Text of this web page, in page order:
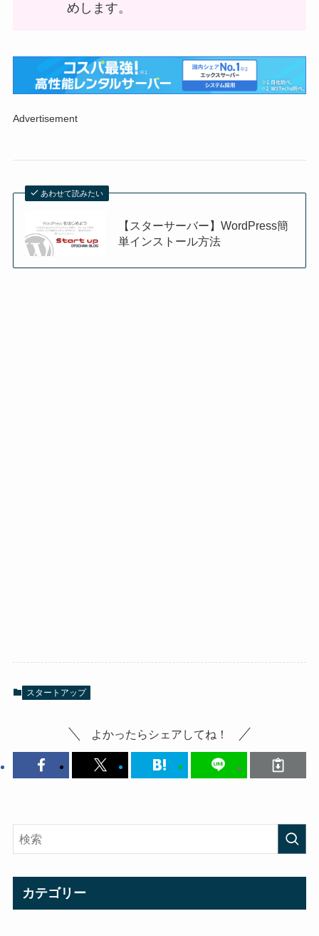
めします。
Advertisement
あわせて読みたい
【スターサーバー】WordPress簡
単インストール方法
スタートアップ
よかったらシェアしてね！
カテゴリー